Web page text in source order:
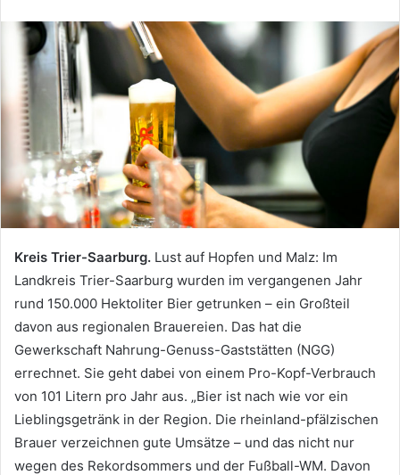
Kreis Trier-Saarburg. Lust auf Hopfen und Malz: Im
Landkreis Trier-Saarburg wurden im vergangenen Jahr
rund 150.000 Hektoliter Bier getrunken – ein Großteil
davon aus regionalen Brauereien. Das hat die
Gewerkschaft Nahrung-Genuss-Gaststätten (NGG)
errechnet. Sie geht dabei von einem Pro-Kopf-Verbrauch
von 101 Litern pro Jahr aus. „Bier ist nach wie vor ein
Lieblingsgetränk in der Region. Die rheinland-pfälzischen
Brauer verzeichnen gute Umsätze – und das nicht nur
wegen des Rekordsommers und der Fußball-WM. Davon